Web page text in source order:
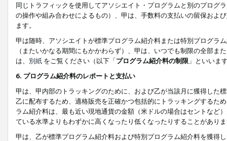
同じトラフィックを使用してアソシエイト・プログラムと別のプログ
の操作や組み合わせによるもの）、甲は、手数料の支払いの留保およ
ます。
甲は随時、アソシエイトが標準プログラム紹介料または特別プログラ
（またいかなる期間にもかかわらず）、甲は、いつでも制限の全部
は、 別紙 をご覧ください（以下「プログラム紹介料の制限 」といいま
6. プログラム紹介料のレポートと支払い
甲は、甲内部のトラッキングのために、および乙が当該月に獲得した
乙に配布するため、適格販売を正確かつ包括的にトラッキングするた
ラム紹介料は、最も近い現地通貨の金額（米ドルの場合はセントなど
ている水準よりもわずかに高くなったり低くなったりすることがあり
甲は、乙が標準プログラム紹介料および特別プログラム紹介料を獲得